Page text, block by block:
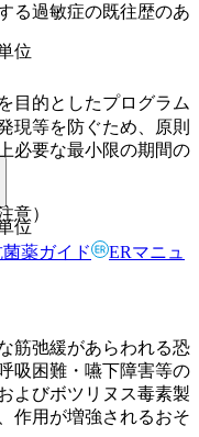
位
位
る過敏症の既往歴のあ
現等を防ぐため、原則
必要な最小限の期間の
意）
筋弛緩があらわれる恐
吸困難・嚥下障害等の
よびボツリヌス毒素製
作用が増強されるおそ
目的としたプログラム
薬ガイド
ERマニュ